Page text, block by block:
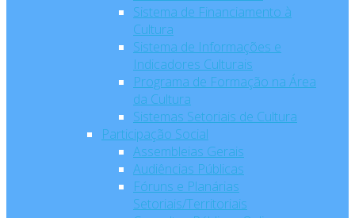
Sistema de Financiamento à
Cultura
Sistema de Informações e
Indicadores Culturais
Programa de Formação na Área
da Cultura
Sistemas Setoriais de Cultura
Participação Social
Assembleias Gerais
Audiências Públicas
Fóruns e Planárias
Setoriais/Territoriais